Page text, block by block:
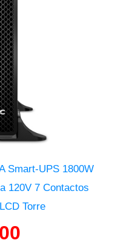
Smart-UPS 1800W
120V 7 Contactos
Torre